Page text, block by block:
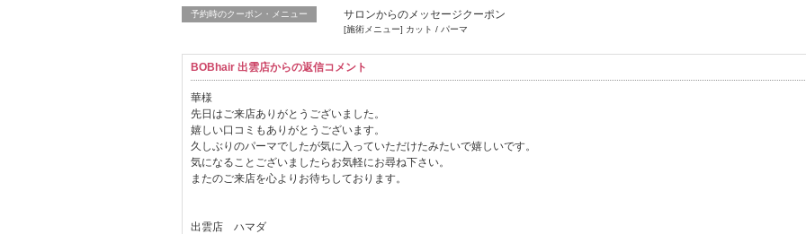
予約時のクーポン・メニュー サロンからのメッセージクーポン
[施術メニュー] カット / パーマ
BOBhair 出雲店からの返信コメント
華様
先日はご来店ありがとうございました。
嬉しい口コミもありがとうございます。
久しぶりのパーマでしたが気に入っていただけたみたいで嬉しいです。
気になることございましたらお気軽にお尋ね下さい。
またのご来店を心よりお待ちしております。
出雲店 ハマダ